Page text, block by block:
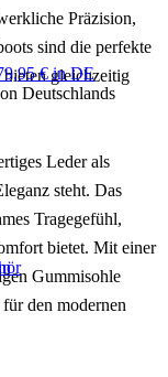
Präzision,
sind die perfekte
bieten gleichzeitig
Leder als
steht. Das
Tragegefühl,
bietet. Mit einer
Gummisohle
den modernen
€ in DE
Deutschlands